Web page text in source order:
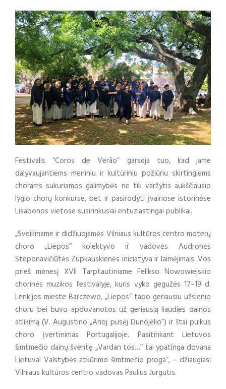
Festivalis “Coros de Verão” garsėja tuo, kad jame
dalyvaujantiems meniniu ir kultūriniu požiūriu skirtingiems
chorams sukuriamos galimybės ne tik varžytis aukščiausio
lygio chorų konkurse, bet ir pasirodyti įvairiose istorinėse
Lisabonos vietose susirinkusiai entuziastingai publikai.
„Sveikiname ir didžiuojamės Vilniaus kultūros centro moterų
choro „Liepos“ kolektyvo ir vadovės Audronės
Steponavičiūtės Zupkauskienės iniciatyva ir laimėjimais. Vos
prieš mėnesį XVII Tarptautiniame Felikso Nowowiejskio
chorinės muzikos festivalyje, kuris vyko gegužės 17–19 d.
Lenkijos mieste Barczewo, „Liepos“ tapo geriausiu užsienio
choru bei buvo apdovanotos už geriausią liaudies dainos
atlikimą (V. Augustino „Anoj pusėj Dunojėlio“) ir štai puikus
choro įvertinimas Portugalijoje. Pasitinkant Lietuvos
šimtmečio dainų šventę „Vardan tos…“ tai ypatinga dovana
Lietuvai Valstybės atkūrimo šimtmečio proga“, – džiaugiasi
Vilniaus kultūros centro vadovas Paulius Jurgutis.